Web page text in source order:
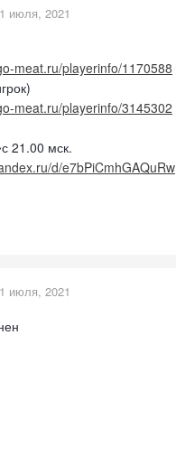
июля, 2021
meat.ru/playerinfo/1170588
meat.ru/playerinfo/3145302
21.00 мск.
d/e7bPiCmhGAQuRw
июля, 2021